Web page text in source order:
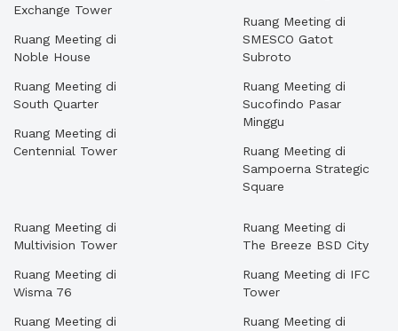
Exchange Tower
Ruang Meeting di
Noble House
Ruang Meeting di
South Quarter
Ruang Meeting di
Centennial Tower
Ruang Meeting di
SMESCO Gatot
Subroto
Ruang Meeting di
Sucofindo Pasar
Minggu
Ruang Meeting di
Sampoerna Strategic
Square
Ruang Meeting di
Multivision Tower
Ruang Meeting di
Wisma 76
Ruang Meeting di
Ruang Meeting di
The Breeze BSD City
Ruang Meeting di IFC
Tower
Ruang Meeting di